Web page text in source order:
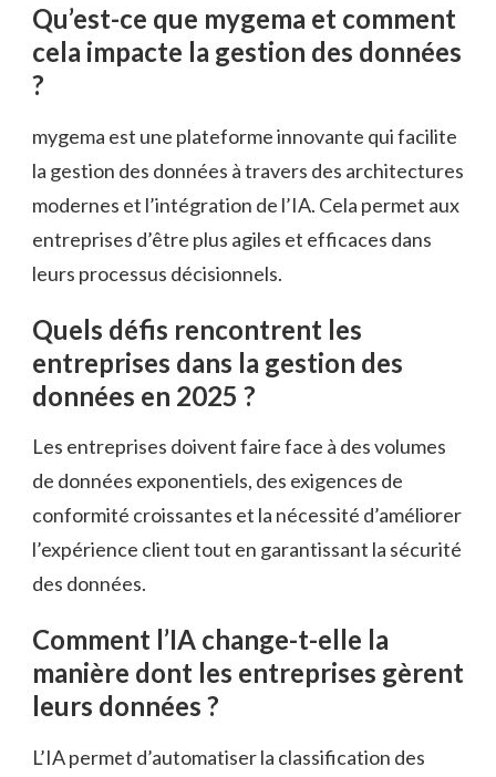
Qu’est-ce que mygema et comment
cela impacte la gestion des données
?
mygema est une plateforme innovante qui facilite
la gestion des données à travers des architectures
modernes et l’intégration de l’IA. Cela permet aux
entreprises d’être plus agiles et efficaces dans
leurs processus décisionnels.
Quels défis rencontrent les
entreprises dans la gestion des
données en 2025 ?
Les entreprises doivent faire face à des volumes
de données exponentiels, des exigences de
conformité croissantes et la nécessité d’améliorer
l’expérience client tout en garantissant la sécurité
des données.
Comment l’IA change-t-elle la
manière dont les entreprises gèrent
leurs données ?
L’IA permet d’automatiser la classification des